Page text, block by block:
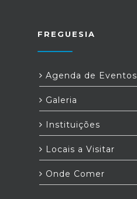
FREGUESIA
Agenda de Eventos
Galeria
Instituições
Locais a Visitar
Onde Comer